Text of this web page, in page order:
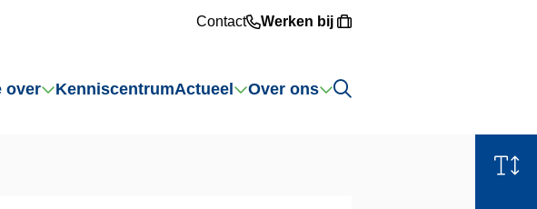
Contact Werken bij
over KenniscentrumActueel Over ons Zoeken